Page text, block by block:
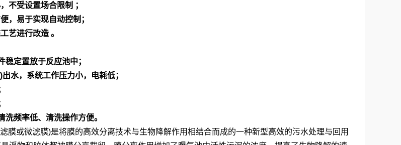
不受设置场合限制 ；
，易于实现自动控制；
艺进行改造 。
稳定置放于反应池中；
水，系统工作压力小，电耗低；
洗频率低、清洗操作方便。
膜或微滤膜)是将膜的高效分离技术与生物降解作用相结合而成的一种新型高效的污水处理与回用